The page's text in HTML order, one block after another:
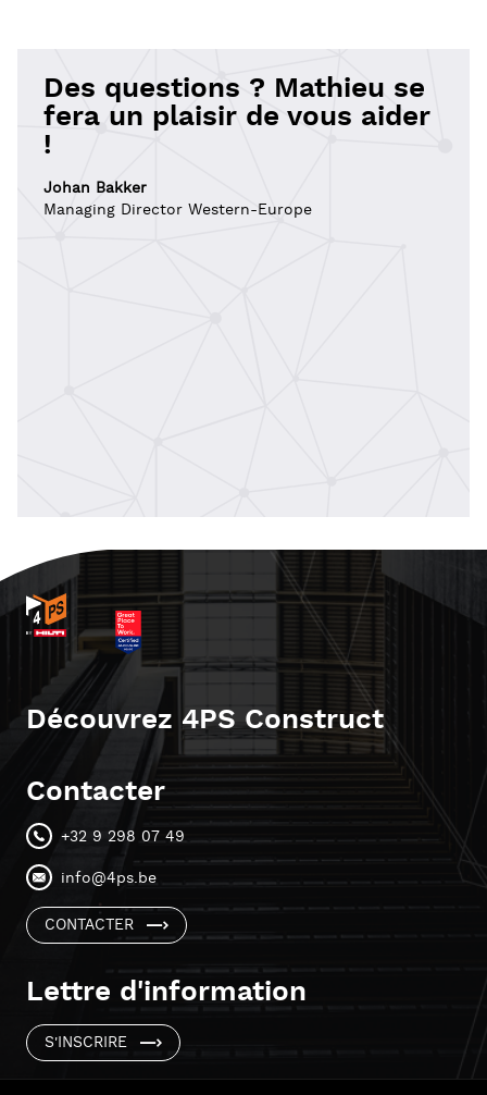
Des questions ? Mathieu se
fera un plaisir de vous aider
!
Johan Bakker
Managing Director Western-Europe
Découvrez 4PS Construct
Contacter
+32 9 298 07 49
info@4ps.be
CONTACTER
Lettre d'information
S'INSCRIRE